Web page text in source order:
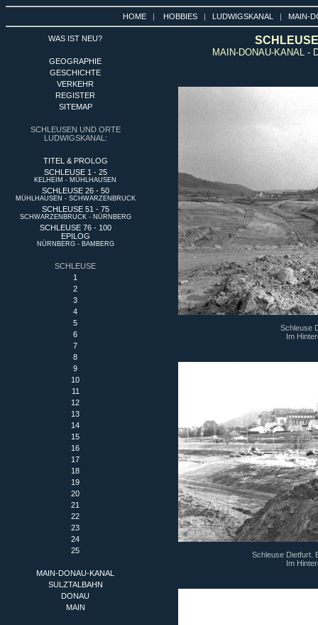
HOME | HOBBIES | LUDWIGSKANAL | MAIN-
WAS IST NEU?
GEOGRAPHIE
GESCHICHTE
VERKEHR
REGISTER
SITEMAP
SCHLEUSEN UND ORTE
LUDWIGSKANAL:
TITEL & PROLOG
SCHLEUSE 1 - 25
KELHEIM - MÜHLHAUSEN
SCHLEUSE 26 - 50
MÜHLHAUSEN - SCHWARZENBRUCK
SCHLEUSE 51 - 75
SCHWARZENBRUCK - NÜRNBERG
SCHLEUSE 76 - 100
EPILOG
NÜRNBERG - BAMBERG
SCHLEUSE
1
2
3
4
5
6
7
8
9
10
11
12
13
14
15
16
17
18
19
20
21
22
23
24
25
MAIN-DONAU-KANAL
SULZTALBAHN
DONAU
MAIN
MAIN-DONAU-KANAL -
Schleuse
Im
Schleuse Dietfurt.
Im